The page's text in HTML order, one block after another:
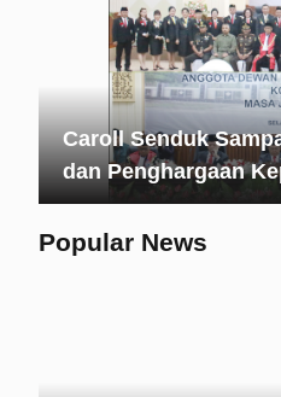
Popular News
Caroll Senduk
dan Penghargaan
Jabatan 2019-2024